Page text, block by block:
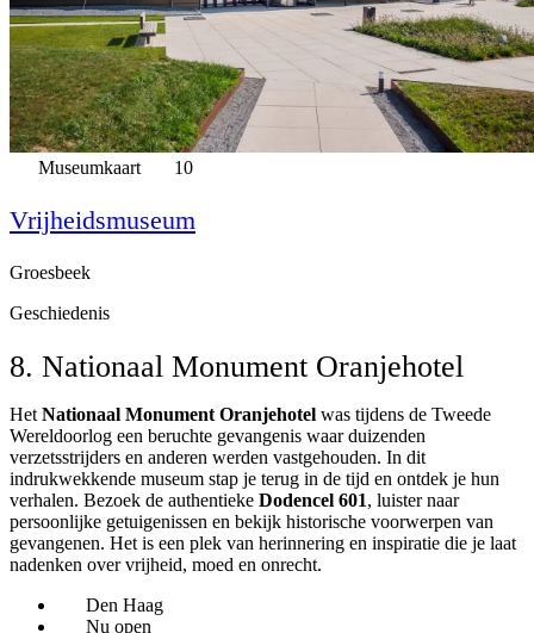
Museumkaart 10
Vrijheidsmuseum
Groesbeek
Geschiedenis
8. Nationaal Monument Oranjehotel
HetNationaal Monument Oranjehotel was tijdens de Tweede
Wereldoorlog een beruchte gevangenis waar duizenden
verzetsstrijders en anderen werden vastgehouden. In dit
indrukwekkende museum stap je terug in de tijd en ontdek je hun
verhalen. Bezoek de authentieke Dodencel 601, luister naar
persoonlijke getuigenissen en bekijk historische voorwerpen van
gevangenen. Het is een plek van herinnering en inspiratie die je laat
nadenken over vrijheid, moed en onrecht.
Den Haag
Nu open